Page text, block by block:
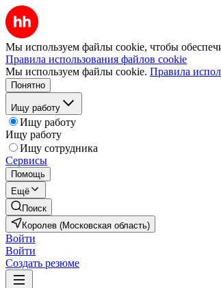
Мы используем файлы cookie, чтобы
Правила использования файлов cookie
Мы используем файлы cookie. Правила
Понятно
Ищу работу
Ищу работу
Ищу работу
Ищу сотрудника
Сервисы
Помощь
Ещё
Поиск
Королев (Московская область)
Войти
Войти
Создать резюме